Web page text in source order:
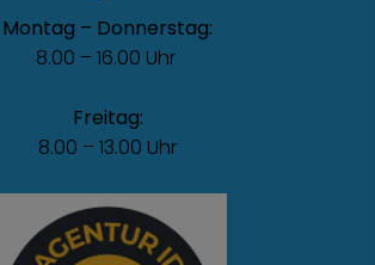
Montag – Donnerstag:
8.00 – 16.00 Uhr
Freitag:
8.00 – 13.00 Uhr